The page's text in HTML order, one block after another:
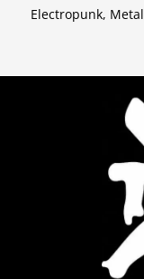
Electropunk, Metal